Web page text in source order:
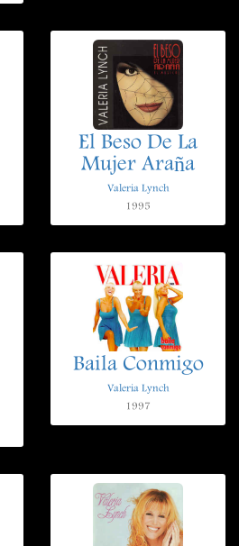
El Beso De La
Mujer Araña
Valeria Lynch
1995
Baila Conmigo
Valeria Lynch
1997